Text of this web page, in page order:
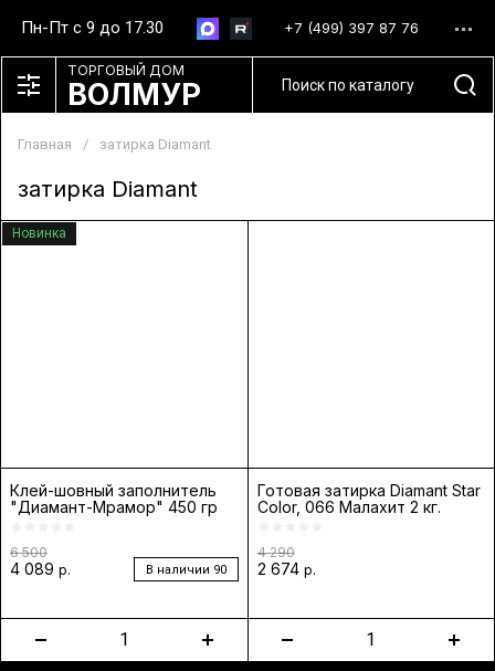
Пн-Пт с 9 до 17.30 +7 (499) 397 87 76
ТОРГОВЫЙ ДОМ
ВОЛМУР
Главная / затирка Diamant
затирка Diamant
Новинка
Клей-шовный заполнитель
"Диамант-Мрамор" 450 гр
В наличии 90
6 500
4 089 р.
Готовая затирка Diamant Star
Color, 066 Малахит 2 кг.
4 290
2 674 р.